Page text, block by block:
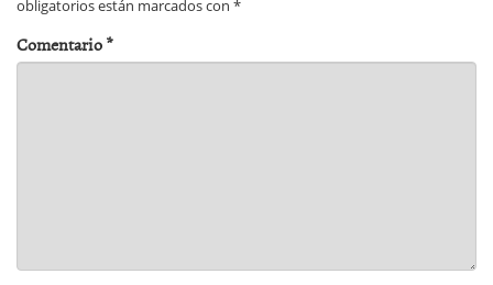
obligatorios están marcados con *
Comentario*